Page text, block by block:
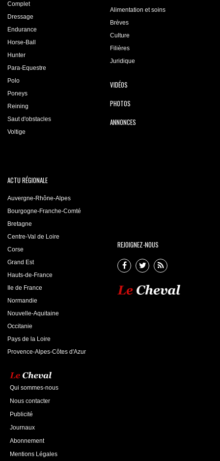
Complet
Dressage
Endurance
Horse-Ball
Hunter
Para-Equestre
Polo
Poneys
Reining
Saut d'obstacles
Voltige
Alimentation et soins
Brèves
Culture
Filières
Juridique
VIDÉOS
PHOTOS
ANNONCES
ACTU RÉGIONALE
Auvergne-Rhône-Alpes
Bourgogne-Franche-Comté
Bretagne
Centre-Val de Loire
Corse
Grand Est
Hauts-de-France
Ile de France
Normandie
Nouvelle-Aquitaine
Occitanie
Pays de la Loire
Provence-Alpes-Côtes d'Azur
REJOIGNEZ-NOUS
Qui sommes-nous
Nous contacter
Publicité
Journaux
Abonnement
Mentions Légales